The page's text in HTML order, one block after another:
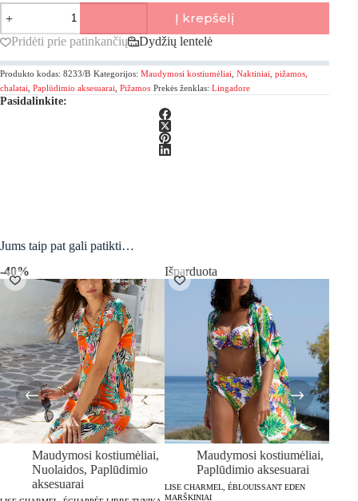
produkto
kiekis:
LingaDore,
Daily
medvilninis
komplektas
Į krepšelį
Pridėti prie patinkančių Dydžių lentelė
Produkto kodas: 8233/B Kategorijos: Maudymosi kostiumėliai Naktiniai, pižamos,
chalatai Paplūdimio aksesuarai Pižamos Prekės ženklas: Lingadore
Pasidalinkite:
Jums taip pat gali patikti…
-40%
Maudymosi kostiumėliai,
Nuolaidos, Paplūdimio
aksesuarai
Išparduota
Maudymosi kostiumėliai,
Paplūdimio aksesuarai
LISE CHARMEL, ÉBLOUISSANT EDEN
MARŠKINIAI